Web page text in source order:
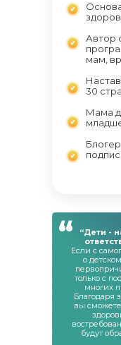
“Дети -
Если с
о
только с
многих
Благодаря
вы
будут
“
Автор
мам,
30
Мама